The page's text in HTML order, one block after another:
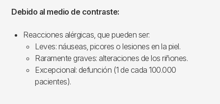
Debido al medio de contraste:
Reacciones alérgicas, que pueden ser:
Leves: náuseas, picores o lesiones en la piel.
Raramente graves: alteraciones de los riñones.
Excepcional: defunción (1 de cada 100.000
pacientes).